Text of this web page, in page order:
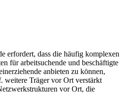
erfordert, dass die häufig komplexen
für arbeitsuchende und beschäftigte
anbieten zu können,
Träger vor Ort verstärkt
vor Ort, die